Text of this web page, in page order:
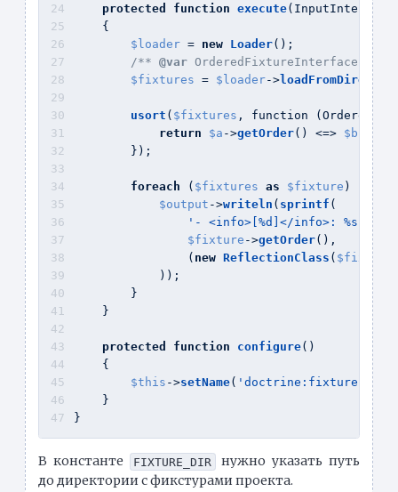
protected
function execute(
    {
$loader = new Loader();
/** @var OrderedFixtureInterface[]
$fixtures = $loader->
usort ( $fixtures , function
return
$a ->getOrder() <=> $b ->
        });
foreach ( $fixtures as $fixture ) {
$output ->writeln ( sprintf (
'- <info>[%d]</info>: %s'
,
$fixture ->getOrder(),
                (
new ReflectionClass ( $fixture
            ));
        }
    }
protected function configure( )
    {
$this ->setName(
    }
}
В константе FIXTURE_DIR
нужно указать путь
до директории с фикстурами проекта.